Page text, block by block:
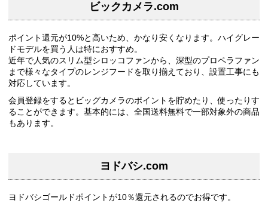
ビックカメラ.com
ポイント還元が10%と高いため、かなり安くなります。ハイグレー
ドモデルを買う人は特におすすめ。
近年で人気のスリム型シロッコファンから、深型のプロペラファン
まで様々なタイプのレンジフードを取り揃えており、設置工事にも
対応しています。
会員登録をするとビッグカメラのポイントを貯めたり、使ったりす
ることができます。基本的には、全国送料無料で一部対象外の商品
もあります。
ヨドバシ.com
ヨドバシゴールドポイントが10％還元されるのでお得です。